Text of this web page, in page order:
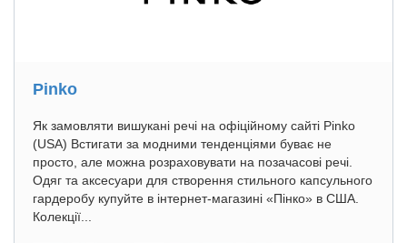
Pinko
Як замовляти вишукані речі на офіційному сайті Pinko
(USA) Встигати за модними тенденціями буває не
просто, але можна розраховувати на позачасові речі.
Одяг та аксесуари для створення стильного капсульного
гардеробу купуйте в інтернет-магазині «Пінко» в США.
Колекції...